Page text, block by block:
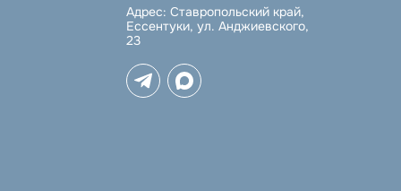
Адрес: Ставропольский край,
Ессентуки, ул. Анджиевского,
23